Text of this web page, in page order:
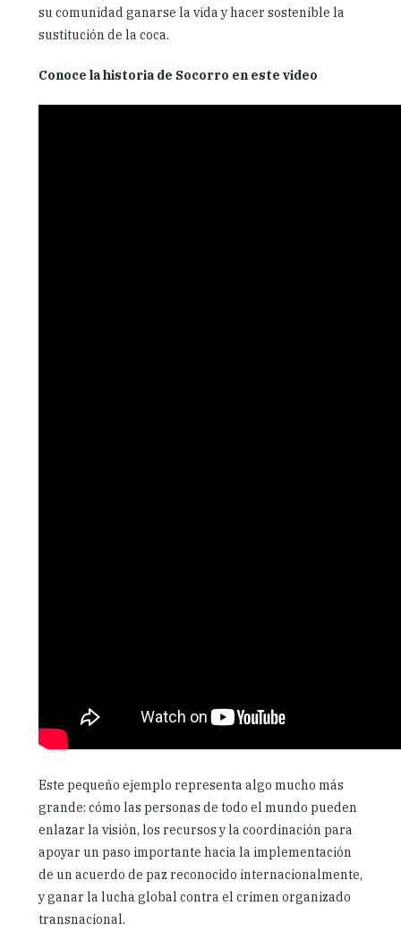
su comunidad ganarse la vida y hacer sostenible la
sustitución de la coca.
Conoce la historia de Socorro en este video
Este pequeño ejemplo representa algo mucho más
grande: cómo las personas de todo el mundo pueden
enlazar la visión, los recursos y la coordinación para
apoyar un paso importante hacia la implementación
de un acuerdo de paz reconocido internacionalmente,
y ganar la lucha global contra el crimen organizado
transnacional.